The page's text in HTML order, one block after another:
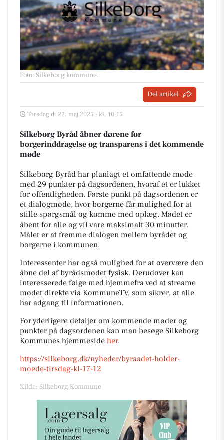
Foto: Silkeborg kommune.
Del artikel
Torsdag d. 22. maj 2025 - kl. 10:15
Silkeborg Byråd åbner dørene for
borgerinddragelse og transparens i det kommende
møde
Silkeborg Byråd har planlagt et omfattende møde
med 29 punkter på dagsordenen, hvoraf et er lukket
for offentligheden. Første punkt på dagsordenen er
et dialogmøde, hvor borgerne får mulighed for at
stille spørgsmål og komme med oplæg. Mødet er
åbent for alle og vil vare maksimalt 30 minutter.
Målet er at fremme dialogen mellem byrådet og
borgerne i kommunen.
Interessenter har også mulighed for at overvære den
åbne del af byrådsmødet fysisk. Derudover kan
interesserede følge med hjemmefra ved at streame
mødet direkte via KommuneTV, som sikrer, at alle
har adgang til informationen.
For yderligere detaljer om kommende møder og
punkter på dagsordenen kan man besøge Silkeborg
Kommunes hjemmeside her.
https://silkeborg.dk/nyheder/byraadet-holder-
moede-tirsdag-kl-17-12
Kilde: Silkeborg Kommune